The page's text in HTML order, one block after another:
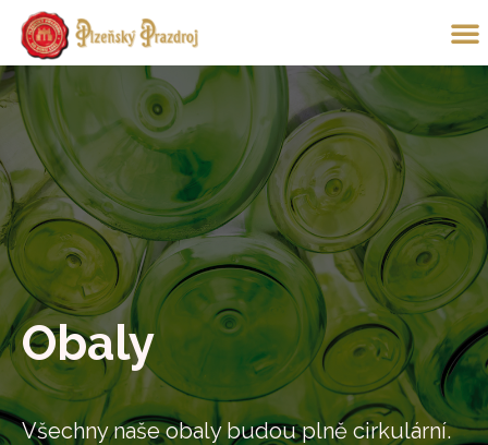
Obaly
Všechny naše obaly budou plně cirkulární.